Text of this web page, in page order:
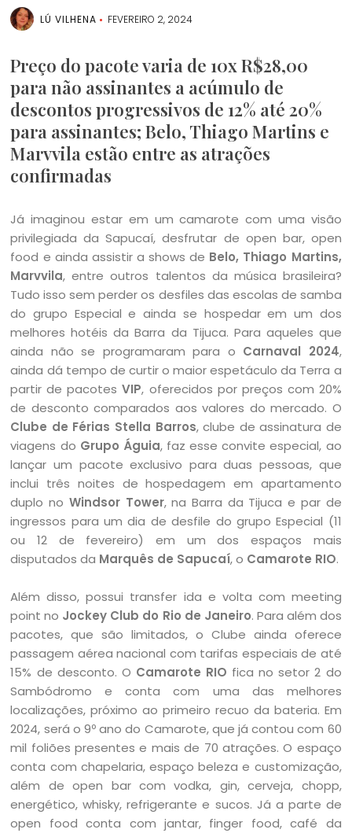
LÚ VILHENA FEVEREIRO 2, 2024
Preço do pacote varia de 10x R$28,00
para não assinantes a acúmulo de
descontos progressivos de 12% até 20%
para assinantes; Belo, Thiago Martins e
Marvvila estão entre as atrações
confirmadas
Já imaginou estar em um camarote com uma visão
privilegiada da Sapucaí, desfrutar de open bar, open
food e ainda assistir a shows de Belo, Thiago Martins,
Marvvila, entre outros talentos da música brasileira?
Tudo isso sem perder os desfiles das escolas de samba
do grupo Especial e ainda se hospedar em um dos
melhores hotéis da Barra da Tijuca. Para aqueles que
ainda não se programaram para o Carnaval 2024,
ainda dá tempo de curtir o maior espetáculo da Terra a
partir de pacotesVIP, oferecidos por preços com 20%
de desconto comparados aos valores do mercado. O
Clube de Férias Stella Barros, clube de assinatura de
viagens do Grupo Águia, faz esse convite especial, ao
lançar um pacote exclusivo para duas pessoas, que
inclui três noites de hospedagem em apartamento
duplo no Windsor Tower, na Barra da Tijuca e par de
ingressos para um dia de desfile do grupo Especial (11
ou 12 de fevereiro) em um dos espaços mais
disputados da Marquês de Sapucaí, o Camarote RIO.
Além disso, possui transfer ida e volta com meeting
point no Jockey Club do Rio de Janeiro. Para além dos
pacotes, que são limitados, o Clube ainda oferece
passagem aérea nacional com tarifas especiais de até
15% de desconto. O Camarote RIO fica no setor 2 do
Sambódromo e conta com uma das melhores
localizações, próximo ao primeiro recuo da bateria. Em
2024, será o 9º ano do Camarote, que já contou com 60
mil foliões presentes e mais de 70 atrações. O espaço
conta com chapelaria, espaço beleza e customização,
além de open bar com vodka, gin, cerveja, chopp,
energético, whisky, refrigerante e sucos. Já a parte de
open food conta com jantar, finger food, café da